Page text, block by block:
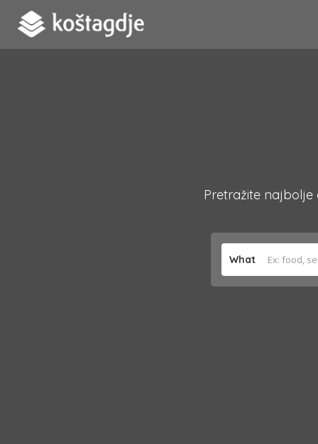
Pretražite najbolje
What